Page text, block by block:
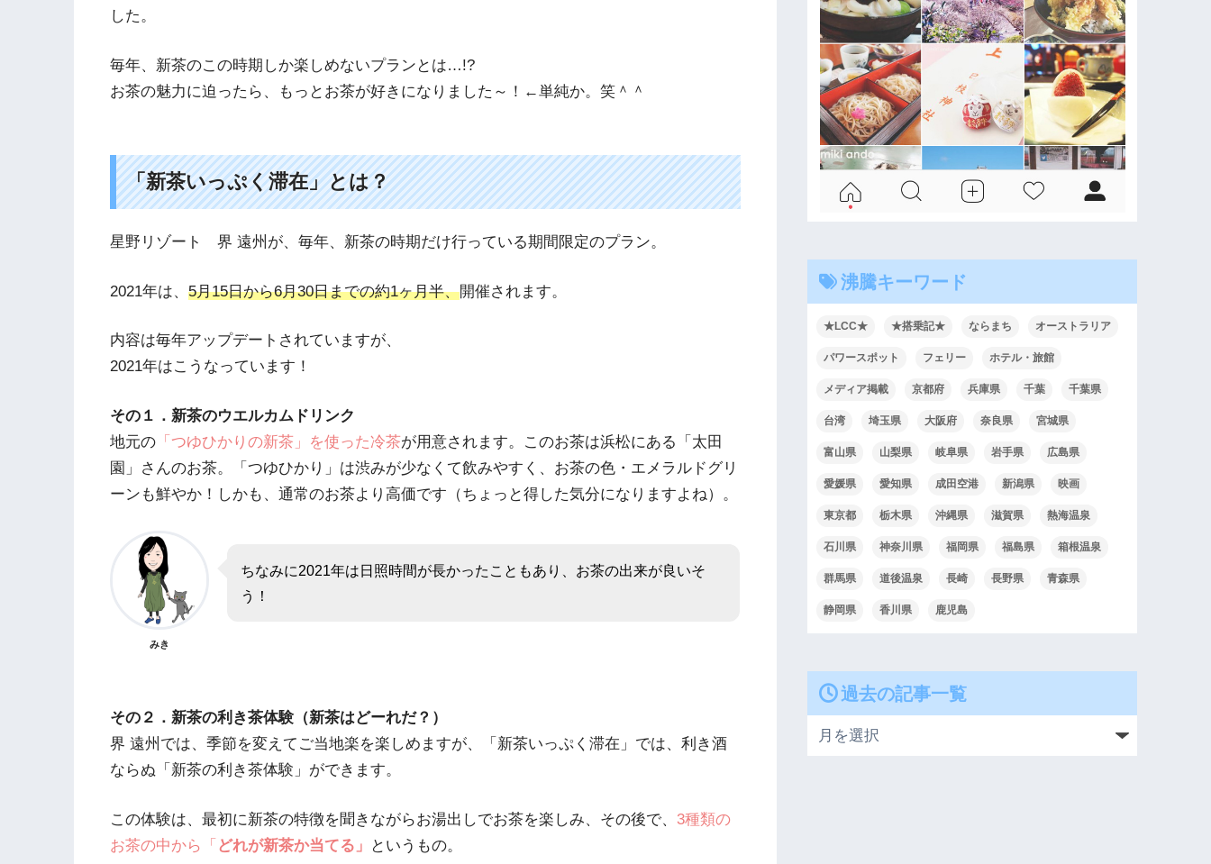
した。
毎年、新茶のこの時期しか楽しめないプランとは…!?
お茶の魅力に迫ったら、もっとお茶が好きになりました～！←単純か。笑＾＾
「新茶いっぷく滞在」とは？
星野リゾート 界 遠州が、毎年、新茶の時期だけ行っている期間限定のプラン。
2021年は、 5月15日から6月30日までの約1ヶ月半、開催されます。
内容は毎年アップデートされていますが、
2021年はこうなっています！
その１．新茶のウエルカムドリンク
地元の 「つゆひかりの新茶」を使った冷茶が用意されます。このお茶は浜松にある「太田
園」さんのお茶。「つゆひかり」は渋みが少なくて飲みやすく、お茶の色・エメラルドグリ
ーンも鮮やか！しかも、通常のお茶より高価です（ちょっと得した気分になりますよね）。
みき
ちなみに2021年は日照時間が長かったこともあり、お茶の出来が良いそ
う！
その２．新茶の利き茶体験（新茶はどーれだ？）
界 遠州では、季節を変えてご当地楽を楽しめますが、「新茶いっぷく滞在」では、利き酒
ならぬ「新茶の利き茶体験」ができます。
この体験は、最初に新茶の特徴を聞きながらお湯出しでお茶を楽しみ、その後で、 3種類の
お茶の中から「 どれが新茶か当てる」 というもの。
沸騰キーワード
★LCC★ ★搭乗記★ ならまち オーストラリア
パワースポット フェリー ホテル・旅館
メディア掲載 京都府 兵庫県 千葉 千葉県
台湾 埼玉県 大阪府 奈良県 宮城県
富山県 山梨県 岐阜県 岩手県 広島県
愛媛県 愛知県 成田空港 新潟県 映画
東京都 栃木県 沖縄県 滋賀県 熱海温泉
石川県 神奈川県 福岡県 福島県 箱根温泉
群馬県 道後温泉 長崎 長野県 青森県
静岡県 香川県 鹿児島
過去の記事一覧